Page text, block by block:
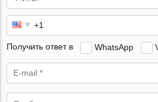
Получить ответ в WhatsApp